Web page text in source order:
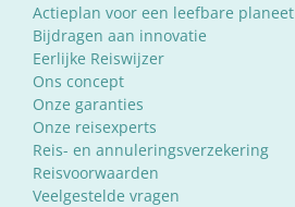
Actieplan voor een leefbare planeet
Bijdragen aan innovatie
Eerlijke Reiswijzer
Ons concept
Onze garanties
Onze reisexperts
Reis- en annuleringsverzekering
Reisvoorwaarden
Veelgestelde vragen